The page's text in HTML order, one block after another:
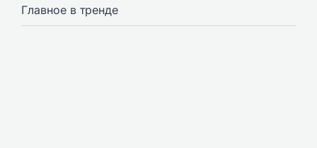
Главное в тренде